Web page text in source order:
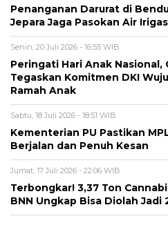
Penanganan Darurat di
Jepara Jaga Pasokan Air
Senin, 20 Juli 2026 - 16:55 WIB
Peringati Hari Anak Nasional,
Tegaskan Komitmen DKI
Ramah Anak
Sabtu, 18 Juli 2026 - 18:51 WIB
Kementerian PU Pastikan
Berjalan dan Penuh Kesan
Jumat, 17 Juli 2026 - 22:06 WIB
Terbongkar! 3,37 Ton
BNN Ungkap Bisa Diolah Jadi